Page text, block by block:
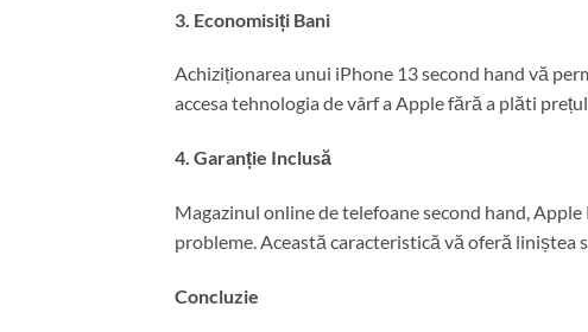
3. Economisiți Bani
Achiziționarea unui iPhone 13 second hand vă
accesa tehnologia de vârf a Apple fără a plăti
4. Garanție Inclusă
Magazinul online de telefoane second hand,
probleme. Această caracteristică vă oferă liniștea
Concluzie